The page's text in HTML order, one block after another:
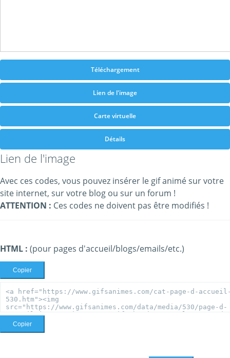
Téléchargement
Lien de l'image
Carte virtuelle
Détails
Lien de l'image
Avec ces codes, vous pouvez insérer le gif animé sur votre
site internet, sur votre blog ou sur un forum !
ATTENTION : Ces codes ne doivent pas être modifiés !
HTML : (pour pages d'accueil/blogs/emails/etc.)
Copier
Copier